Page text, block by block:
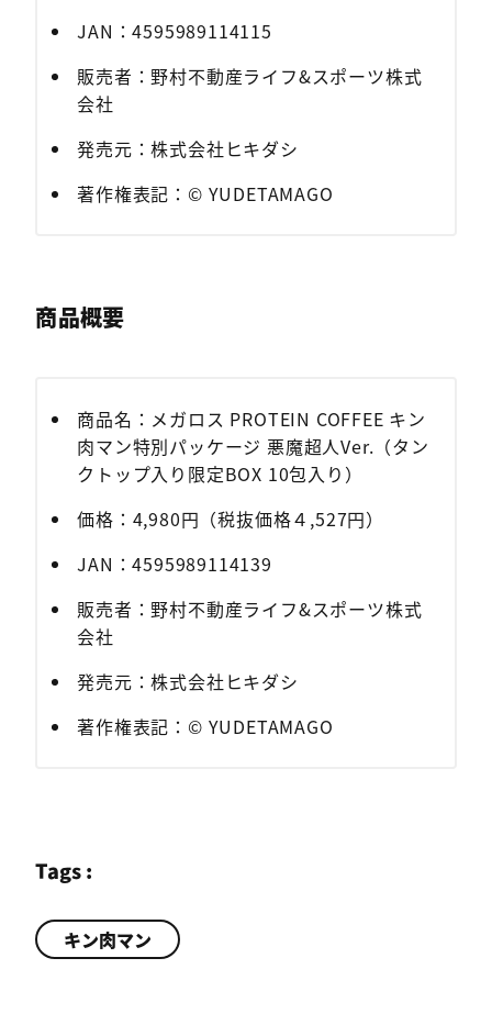
JAN：4595989114115
販売者：野村不動産ライフ&スポーツ株式
会社
発売元：株式会社ヒキダシ
著作権表記：© YUDETAMAGO
商品概要
商品名：メガロス PROTEIN COFFEE キン
肉マン特別パッケージ 悪魔超人Ver.（タン
クトップ入り限定BOX 10包入り）
価格：4,980円（税抜価格４,527円）
JAN：4595989114139
販売者：野村不動産ライフ&スポーツ株式
会社
発売元：株式会社ヒキダシ
著作権表記：© YUDETAMAGO
Tags :
キン肉マン